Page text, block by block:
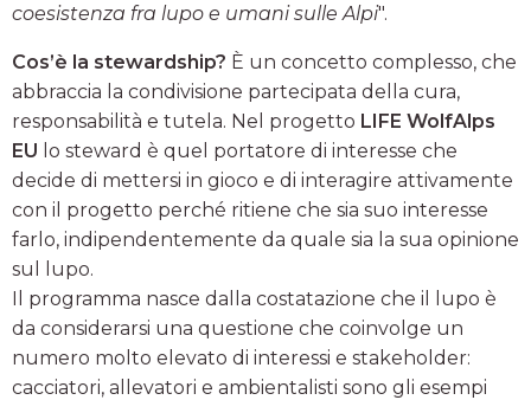
coesistenza fra lupo e umani sulle Alpi".
Cos’è la stewardship? È un concetto complesso, che
abbraccia la condivisione partecipata della cura,
responsabilità e tutela. Nel progetto LIFE WolfAlps
EU lo steward è quel portatore di interesse che
decide di mettersi in gioco e di interagire attivamente
con il progetto perché ritiene che sia suo interesse
farlo, indipendentemente da quale sia la sua opinione
sul lupo.
Il programma nasce dalla costatazione che il lupo è
da considerarsi una questione che coinvolge un
numero molto elevato di interessi e stakeholder:
cacciatori, allevatori e ambientalisti sono gli esempi